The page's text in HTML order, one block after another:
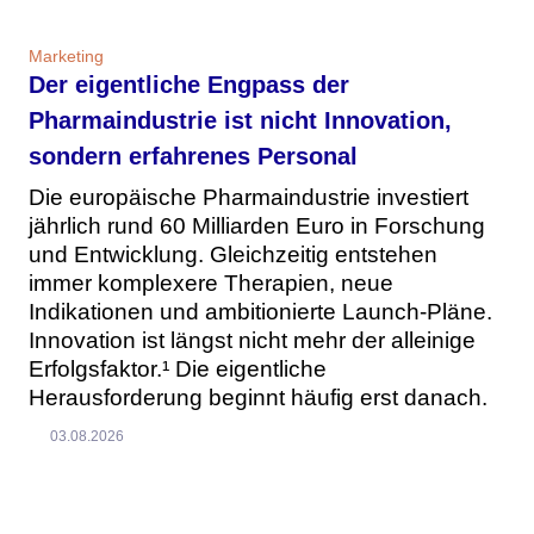
Marketing
Der eigentliche Engpass der
Pharmaindustrie ist nicht Innovation,
sondern erfahrenes Personal
Die europäische Pharmaindustrie investiert
jährlich rund 60 Milliarden Euro in Forschung
und Entwicklung. Gleichzeitig entstehen
immer komplexere Therapien, neue
Indikationen und ambitionierte Launch-Pläne.
Innovation ist längst nicht mehr der alleinige
Erfolgsfaktor.¹ Die eigentliche
Herausforderung beginnt häufig erst danach.
03.08.2026